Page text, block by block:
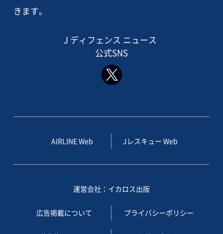
きます。
J ディフェンス ニュース
公式SNS
AIRLINE Web Jレスキュー Web
運営会社：イカロス出版
広告掲載について プライバシーポリシー